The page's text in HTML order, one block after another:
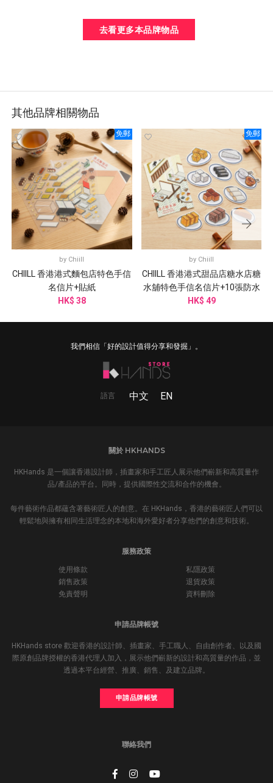
去看更多本品牌物品
其他品牌相關物品
免郵
by Chiill
CHIILL 香港港式麵包店特色手信
名信片+貼紙
HK$ 38
免郵
by Chiill
CHIILL 香港港式甜品店糖水店糖
水舖特色手信名信片+10張防水
貼紙
HK$ 49
我們相信「好的設計值得分享和發掘」。
語言 中文 EN
關於 HKHANDS
HKHands 是一個讓香港設計師，插畫家和手工匠人展示他們嶄新和高質量作
品/產品的平台。同時，提供國際性交流和合作的機會。
每件藝術作品都蘊含著藝術匠人的創意。在 HKHands，香港的藝術匠人們可以
輕鬆地與擁有相同生活理念的本地和海外愛好者分享他們的創意和技術。
服務政策
使用條款
私隱政策
銷售政策
退貨政策
免責聲明
資料刪除
申請品牌帳號
HKHands store 歡迎香港的設計師、插畫家、手工職人、自由創作者、以及國
際原創品牌授權的香港代理人加入，展示他們嶄新的設計和高質量的作品，並
透過本平台經營、推廣、銷售、及建立品牌。
申請品牌帳號
聯絡我們